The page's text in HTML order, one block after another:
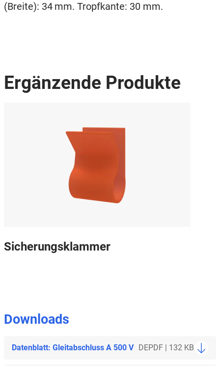
(Breite): 34 mm. Tropfkante: 30 mm.
Ergänzende Produkte
Sicherungsklammer
Downloads
Datenblatt: Gleitabschluss A 500 V DEPDF | 132 KB